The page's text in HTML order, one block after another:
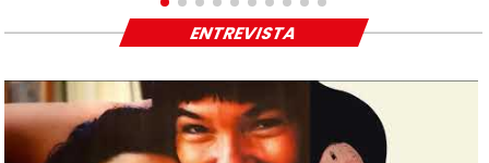
ENTREVISTA